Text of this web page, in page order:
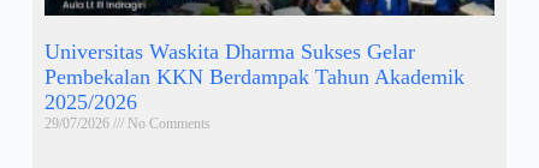
Universitas Waskita Dharma Sukses Gelar
Pembekalan KKN Berdampak Tahun Akademik
2025/2026
29/07/2026 No Comments